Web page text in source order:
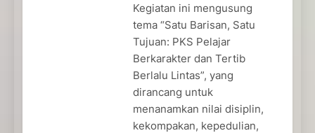
Kegiatan ini mengusung
tema “Satu Barisan, Satu
Tujuan: PKS Pelajar
Berkarakter dan Tertib
Berlalu Lintas”, yang
dirancang untuk
menanamkan nilai disiplin,
kekompakan, kepedulian,